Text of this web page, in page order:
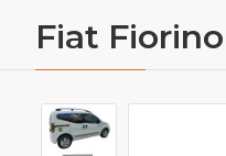
Fiat Fiorino